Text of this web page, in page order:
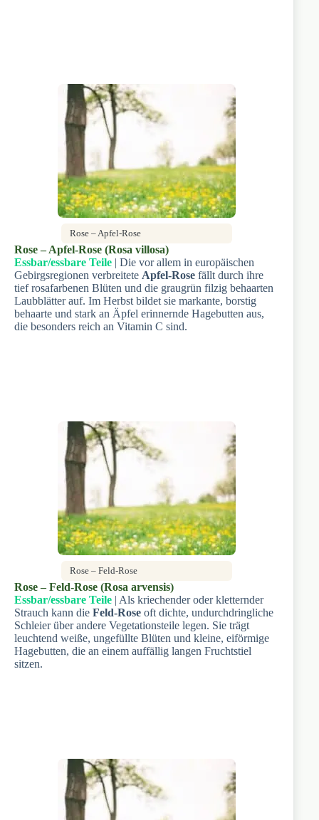
Rose – Apfel-Rose
Rose – Apfel-Rose (Rosa villosa)
Essbar/essbare Teile | Die vor allem in europäischen
Gebirgsregionen verbreitete Apfel-Rose fällt durch ihre
tief rosafarbenen Blüten und die graugrün filzig behaarten
Laubblätter auf. Im Herbst bildet sie markante, borstig
behaarte und stark an Äpfel erinnernde Hagebutten aus,
die besonders reich an Vitamin C sind.
Rose – Feld-Rose
Rose – Feld-Rose (Rosa arvensis)
Essbar/essbare Teile | Als kriechender oder kletternder
Strauch kann die Feld-Rose oft dichte, undurchdringliche
Schleier über andere Vegetationsteile legen. Sie trägt
leuchtend weiße, ungefüllte Blüten und kleine, eiförmige
Hagebutten, die an einem auffällig langen Fruchtstiel
sitzen.